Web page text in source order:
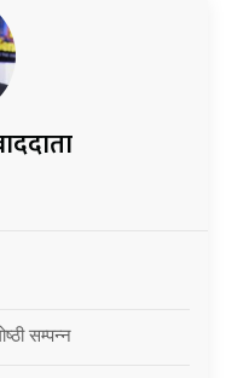
सम्पन्न